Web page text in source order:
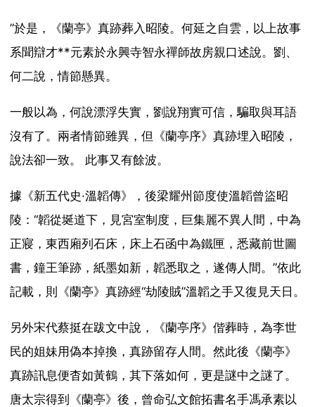
”於是，《蘭亭》真跡葬入昭陵。何延之自雲，以上故事
系聞辯才**元素於永興寺智永禪師故房親口述說。劉、
何二說，情節懸異。
一般以為，何說漂浮失實，劉說翔實可信，騙取與耳語
沒有了。兩者情節雖異，但《蘭亭序》真跡埋入昭陵，
說法卻一致。 此事又有餘波。
據《新五代史·溫韜傳》，後梁耀州節度使溫韜曾盜昭
陵：“韜從埏道下，見宮室制度，巨集麗不異人間，中為
正寢，東西廂列石床，床上石函中為鐵匣，悉藏前世圖
書，鐘王筆跡，紙墨如新，韜悉取之，遂傳人間。”依此
記載，則《蘭亭》真跡經“劫陵賊”溫韜之手又復見天日。
另外宋代蔡挺在跋文中說，《蘭亭序》偕葬時，為李世
民的姐妹用偽本掉換，真跡留存人間。然此後《蘭亭》
真跡訊息便杳如黃鶴，其下落如何，更是謎中之謎了。
唐太宗得到《蘭亭》後，曾命弘文館拓書名手馮承素以